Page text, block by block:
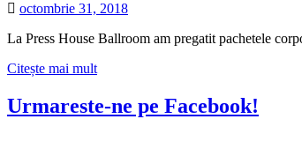
octombrie 31, 2018
La Press House Ballroom am pregatit pachetele
Citește mai multCitește
despre
Urmareste-ne pe Facebook!